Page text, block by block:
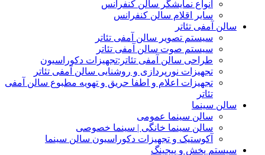
انواع نمایشگر سالن کنفرانس
سایر اقلام سالن کنفرانس
سالن آمفی تئاتر
سیستم تصویر سالن آمفی تئاتر
سیستم صوت سالن آمفی تئاتر
طراحی سالن آمفی تئاتر:تجهیزات دکوراسیون
تجهیزات نورپردازی و روشنایی سالن آمفی تئاتر
تجهیزات اعلام و اطفا حریق و تهویه مطبوع سالن آمفی
تئاتر
سالن سینما
سالن سینما عمومی
سالن سینما خانگی | سینما خصوصی
آکوستیک و تجهیزات دکوراسیون سالن سینما
سیستم پخش و پیجینگ